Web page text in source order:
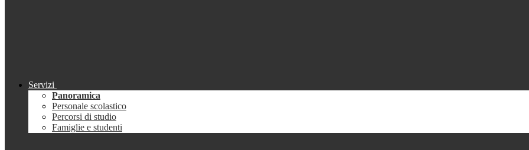
Servizi
Panoramica
Personale scolastico
Percorsi di studio
Famiglie e studenti